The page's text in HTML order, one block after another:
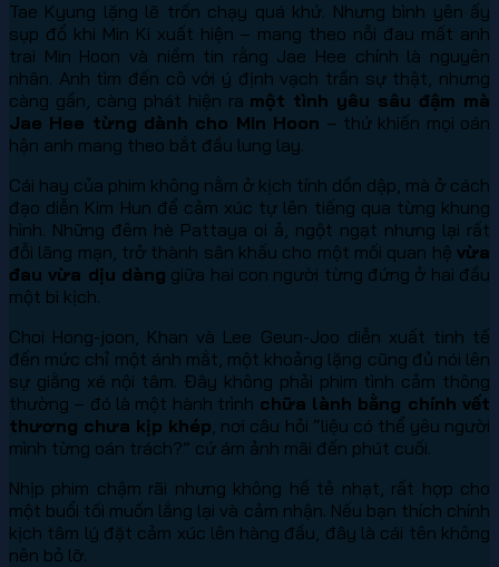
Tae Kyung lặng lẽ trốn chạy quá khứ. Nhưng bình yên ấy
sụp đổ khi Min Ki xuất hiện – mang theo nỗi đau mất anh
trai Min Hoon và niềm tin rằng Jae Hee chính là nguyên
nhân. Anh tìm đến cô với ý định vạch trần sự thật, nhưng
càng gần, càng phát hiện ra một tình yêu sâu đậm mà
Jae Hee từng dành cho Min Hoon – thứ khiến mọi oán
hận anh mang theo bắt đầu lung lay.
Cái hay của phim không nằm ở kịch tính dồn dập, mà ở cách
đạo diễn Kim Hun để cảm xúc tự lên tiếng qua từng khung
hình. Những đêm hè Pattaya oi ả, ngột ngạt nhưng lại rất
đỗi lãng mạn, trở thành sân khấu cho một mối quan hệ vừa
đau vừa dịu dàng giữa hai con người từng đứng ở hai đầu
một bi kịch.
Choi Hong-joon, Khan và Lee Geun-Joo diễn xuất tinh tế
đến mức chỉ một ánh mắt, một khoảng lặng cũng đủ nói lên
sự giằng xé nội tâm. Đây không phải phim tình cảm thông
thường – đó là một hành trình chữa lành bằng chính vết
thương chưa kịp khép , nơi câu hỏi “liệu có thể yêu người
mình từng oán trách?” cứ ám ảnh mãi đến phút cuối.
Nhịp phim chậm rãi nhưng không hề tẻ nhạt, rất hợp cho
một buổi tối muốn lắng lại và cảm nhận. Nếu bạn thích chính
kịch tâm lý đặt cảm xúc lên hàng đầu, đây là cái tên không
nên bỏ lỡ.